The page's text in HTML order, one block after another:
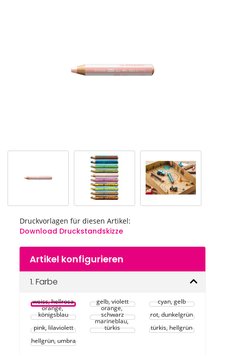
Druckvorlagen für diesen Artikel:
Download Druckstandskizze
Zum
Anfang
Bildgalerie
Artikel konfigurieren
1. Farbe
weiss, hellrosa gelb, violett cyan, gelb
orange,
königsblau
orange,
schwarz
rot, dunkelgrün
pink, lilaviolett
marineblau,
türkis
türkis, hellgrün
hellgrün, umbra